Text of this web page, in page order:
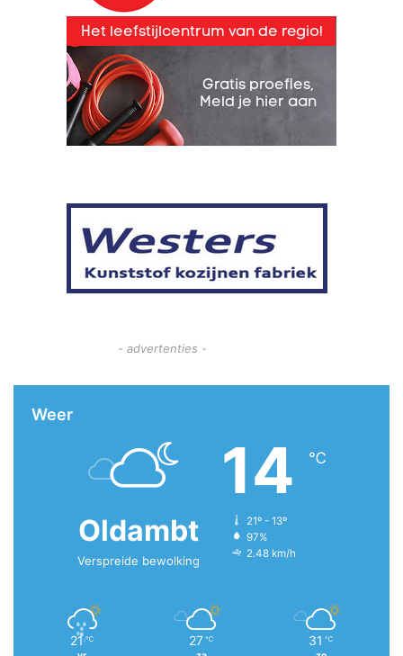
- advertenties -
Weer
Oldambt
Verspreide bewolking
14 ℃
21º - 13º
97%
2.48 km/h
21 ℃ 27 ℃ 31 ℃